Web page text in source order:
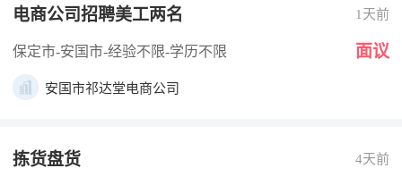
电商公司招聘美工两名 1天前
保定市-安国市-经验不限-学历不限 面议
安国市祁达堂电商公司
拣货盘货 4天前